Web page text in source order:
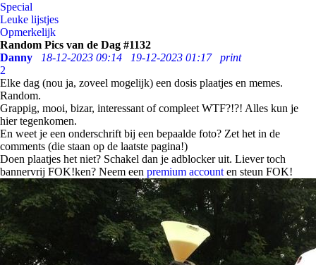
Special
Leuke lijstjes
Opmerkelijk
Random Pics van de Dag #1132
Danny
18-12-2023 09:14 19-12-2023 01:17
print
2
Elke dag (nou ja, zoveel mogelijk) een dosis plaatjes en memes.
Random.
Grappig, mooi, bizar, interessant of compleet WTF?!?! Alles kun je
hier tegenkomen.
En weet je een onderschrift bij een bepaalde foto? Zet het in de
comments (die staan op de laatste pagina!)
Doen plaatjes het niet? Schakel dan je adblocker uit. Liever toch
bannervrij FOK!ken? Neem een premium account en steun FOK!